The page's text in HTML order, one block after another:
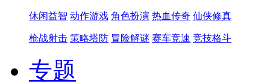
休闲益智 动作游戏 角色扮演 热血传奇 仙侠修真
枪战射击 策略塔防 冒险解谜 赛车竞速 竞技格斗
专题